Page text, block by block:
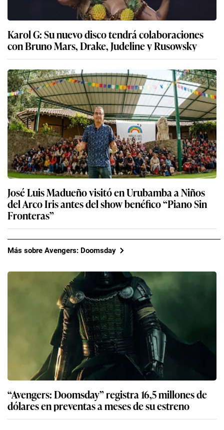
Karol G: Su nuevo disco tendrá colaboraciones
con Bruno Mars, Drake, Judeline y Rusowsky
José Luis Madueño visitó en Urubamba a Niños
del Arco Iris antes del show benéfico “Piano Sin
Fronteras”
Más sobre Avengers: Doomsday
“Avengers: Doomsday” registra 16,5 millones de
dólares en preventas a meses de su estreno